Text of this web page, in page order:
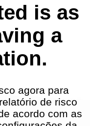
is as
a
agora para
de risco
acordo com as